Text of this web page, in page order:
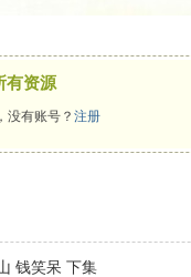
有资源
没有账号？注册
钱笑呆 下集